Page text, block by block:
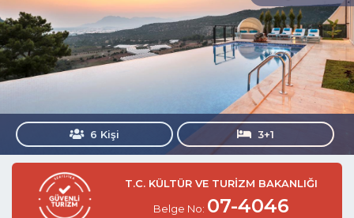
6 Kişi 3+1
T.C. KÜLTÜR VE TURİZM BAKANLIĞI
Belge No: 07-4046